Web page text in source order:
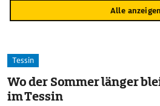
Alle anzeigen
Tessin
Wo der Sommer länger
im Tessin